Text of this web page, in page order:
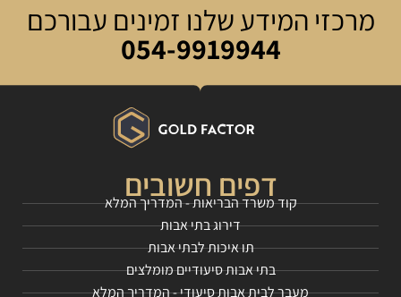
מרכזי המידע שלנו זמינים עבורכם
054-9919944
דפים חשובים
קוד משרד הבריאות - המדריך המלא
דירוג בתי אבות
תו איכות לבתי אבות
בתי אבות סיעודיים מומלצים
מעבר לבית אבות סיעודי - המדריך המלא